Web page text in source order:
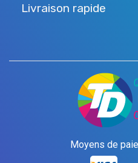
Livraison rapide
Moyens de